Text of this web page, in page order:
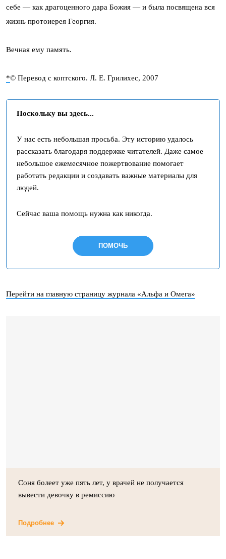
себе — как драгоценного дара Божия — и была посвящена вся
жизнь протоиерея Георгия.
Вечная ему память.
*© Перевод с коптского. Л. Е. Грилихес, 2007
Поскольку вы здесь...
У нас есть небольшая просьба. Эту историю удалось
рассказать благодаря поддержке читателей. Даже самое
небольшое ежемесячное пожертвование помогает
работать редакции и создавать важные материалы для
людей.
Сейчас ваша помощь нужна как никогда.
ПОМОЧЬ
Перейти на главную страницу журнала «Альфа и Омега»
Соня болеет уже пять лет, у врачей не получается
вывести девочку в ремиссию
Подробнее